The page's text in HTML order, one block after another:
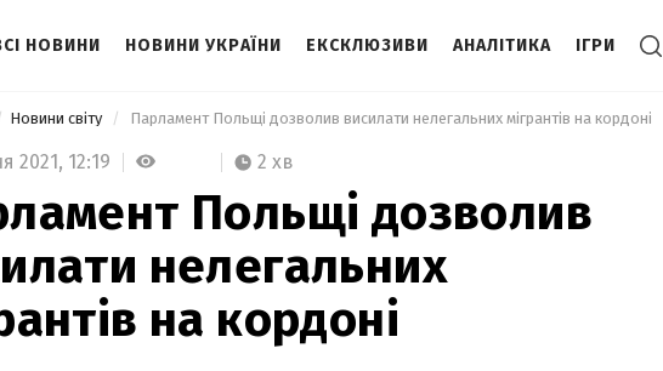
НОВИНИ НОВИНИ УКРАЇНИ ЕКСКЛЮЗИВИ АНАЛІТИКА ІГРИ
Новини світу Парламент Польщі дозволив висилати нелегальних мігрантів на кордоні
2021, 12:19 2 хв
Польщі дозволив
нелегальних
на кордоні